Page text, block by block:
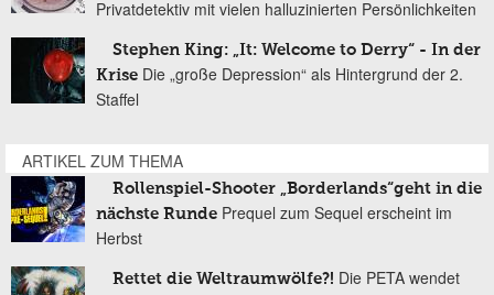
Privatdetektiv mit vielen halluzinierten Persönlichkeiten
Stephen King: „It: Welcome to Derry“ - In der
Krise Die „große Depression“ als Hintergrund der 2.
Staffel
ARTIKEL ZUM THEMA
Rollenspiel-Shooter „Borderlands“geht in die
nächste Runde Prequel zum Sequel erscheint im
Herbst
Rettet die Weltraumwölfe?! Die PETA wendet